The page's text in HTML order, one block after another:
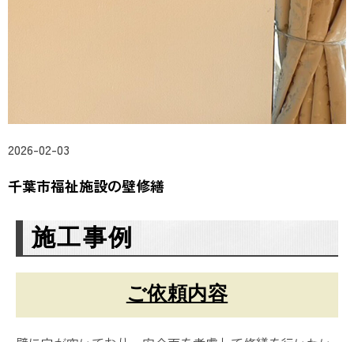
2026-02-03
千葉市福祉施設の壁修繕
施工事例
ご依頼内容